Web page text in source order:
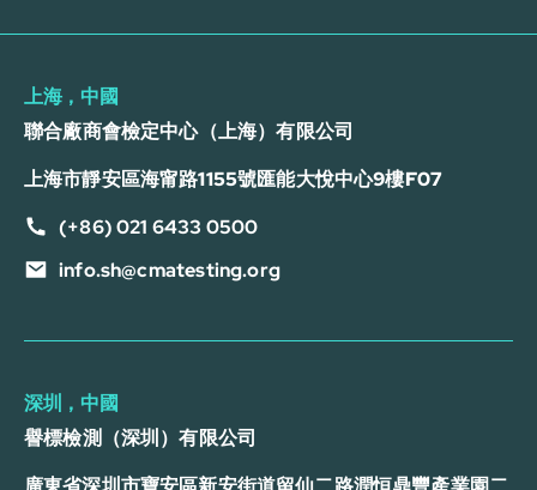
上海，中國
聯合廠商會檢定中心（上海）有限公司
上海市靜安區海甯路1155號匯能大悅中心9樓F07
(+86) 021 6433 0500
info.sh@cmatesting.org
深圳，中國
譽標檢測（深圳）有限公司